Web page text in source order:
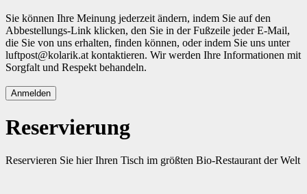
Sie können Ihre Meinung jederzeit ändern, indem Sie auf den
Abbestellungs-Link klicken, den Sie in der Fußzeile jeder E-Mail,
die Sie von uns erhalten, finden können, oder indem Sie uns unter
luftpost@kolarik.at kontaktieren. Wir werden Ihre Informationen mit
Sorgfalt und Respekt behandeln.
Reservierung
Reservieren Sie hier Ihren Tisch im größten Bio-Restaurant der Welt